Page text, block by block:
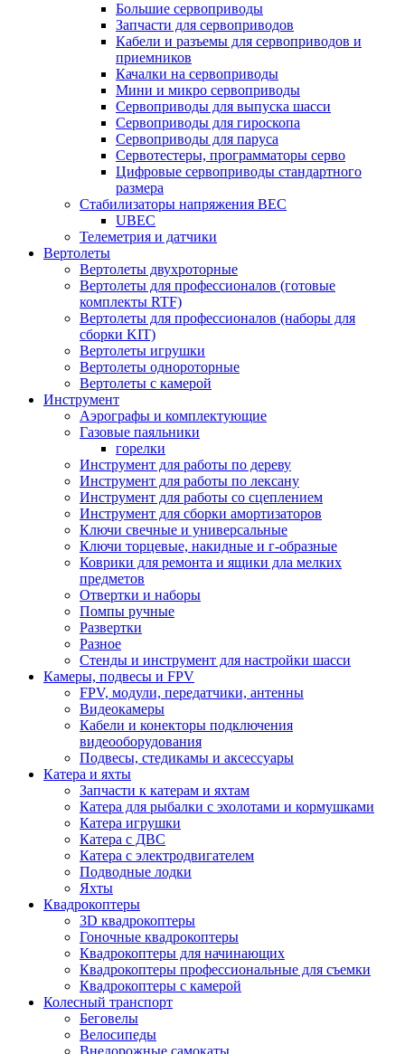
Большие сервоприводы
Запчасти для сервоприводов
Кабели и разъемы для сервоприводов и
приемников
Качалки на сервоприводы
Мини и микро сервоприводы
Сервоприводы для выпуска шасси
Сервоприводы для гироскопа
Сервоприводы для паруса
Сервотестеры, программаторы серво
Цифровые сервоприводы стандартного
размера
Стабилизаторы напряжения BEC
UBEC
Телеметрия и датчики
Вертолеты
Вертолеты двухроторные
Вертолеты для профессионалов (готовые
комплекты RTF)
Вертолеты для профессионалов (наборы для
сборки KIT)
Вертолеты игрушки
Вертолеты однороторные
Вертолеты с камерой
Инструмент
Аэрографы и комплектующие
Газовые паяльники
горелки
Инструмент для работы по дереву
Инструмент для работы по лексану
Инструмент для работы со сцеплением
Инструмент для сборки амортизаторов
Ключи свечные и универсальные
Ключи торцевые, накидные и г-образные
Коврики для ремонта и ящики дла мелких
предметов
Отвертки и наборы
Помпы ручные
Развертки
Разное
Стенды и инструмент для настройки шасси
Камеры, подвесы и FPV
FPV, модули, передатчики, антенны
Видеокамеры
Кабели и конекторы подключения
видеооборудования
Подвесы, стедикамы и аксессуары
Катера и яхты
Запчасти к катерам и яхтам
Катера для рыбалки с эхолотами и кормушками
Катера игрушки
Катера с ДВС
Катера с электродвигателем
Подводные лодки
Яхты
Квадрокоптеры
3D квадрокоптеры
Гоночные квадрокоптеры
Квадрокоптеры для начинающих
Квадрокоптеры профессиональные для съемки
Квадрокоптеры с камерой
Колесный транспорт
Беговелы
Велосипеды
Внедорожные самокаты